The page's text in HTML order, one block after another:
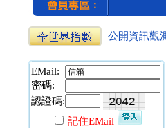
公開資訊觀
EMail:
密碼:
認證碼:
記住EMail